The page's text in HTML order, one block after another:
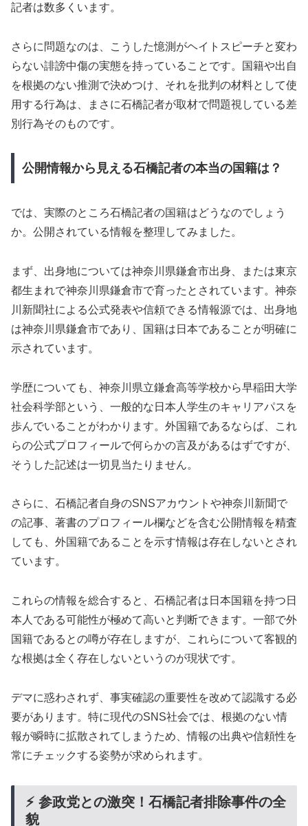
記者は数多くいます。
さらに問題なのは、こうした憶測がヘイトスピーチと変わ
らない誹謗中傷の実態を持っていることです。国籍や出自
を根拠のない推測で決めつけ、それを批判の材料として使
用する行為は、まさに石橋記者が取材で問題視している差
別行為そのものです。
公開情報から見える石橋記者の本当の国籍は？
では、実際のところ石橋記者の国籍はどうなのでしょう
か。公開されている情報を整理してみました。
まず、出身地については神奈川県鎌倉市出身、または東京
都生まれで神奈川県鎌倉市で育ったとされています。神奈
川新聞社による公式発表や信頼できる情報源では、出身地
は神奈川県鎌倉市であり、国籍は日本であることが明確に
示されています。
学歴についても、神奈川県立鎌倉高等学校から早稲田大学
社会科学部という、一般的な日本人学生のキャリアパスを
歩んでいることがわかります。外国籍であるならば、これ
らの公式プロフィールで何らかの言及があるはずですが、
そうした記述は一切見当たりません。
さらに、石橋記者自身のSNSアカウントや神奈川新聞で
の記事、著書のプロフィール欄などを含む公開情報を精査
しても、外国籍であることを示す情報は存在しないとされ
ています。
これらの情報を総合すると、石橋記者は日本国籍を持つ日
本人である可能性が極めて高いと判断できます。一部で外
国籍であるとの噂が存在しますが、これらについて客観的
な根拠は全く存在しないというのが現状です。
デマに惑わされず、事実確認の重要性を改めて認識する必
要があります。特に現代のSNS社会では、根拠のない情
報が瞬時に拡散されてしまうため、情報の出典や信頼性を
常にチェックする姿勢が求められます。
⚡ 参政党との激突！石橋記者排除事件の全
貌